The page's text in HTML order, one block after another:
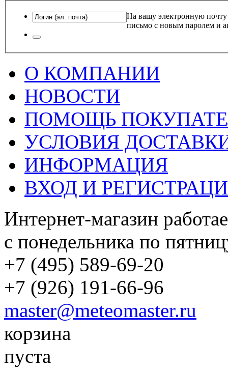
На вашу электронную почту
письмо с новым паролем и
О КОМПАНИИ
НОВОСТИ
ПОМОЩЬ
УСЛОВИЯ
ИНФОРМАЦИЯ
ВХОД И
Интернет-магазин
с понедельника по
+7 (495) 589-69-20
+7 (926) 191-66-96
master@meteomaster.ru
корзина
пуста